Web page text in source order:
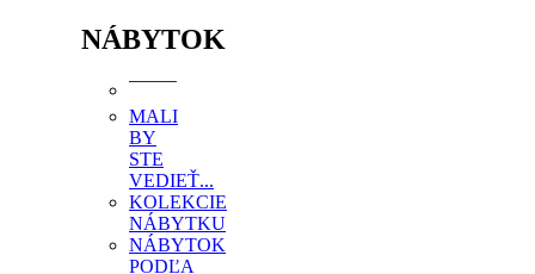
NÁBYTOK
MALI
BY
STE
VEDIEŤ...
KOLEKCIE
NÁBYTKU
NÁBYTOK
PODĽA